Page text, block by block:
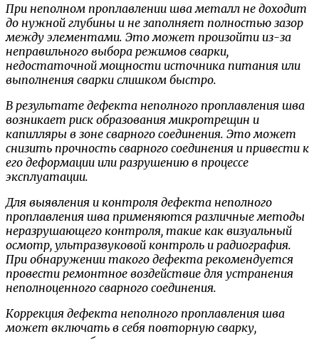
При неполном проплавлении шва металл не доходит
до нужной глубины и не заполняет полностью зазор
между элементами. Это может произойти из-за
неправильного выбора режимов сварки,
недостаточной мощности источника питания или
выполнения сварки слишком быстро.
В результате дефекта неполного проплавления шва
возникает риск образования микротрещин и
капилляры в зоне сварного соединения. Это может
снизить прочность сварного соединения и привести к
его деформации или разрушению в процессе
эксплуатации.
Для выявления и контроля дефекта неполного
проплавления шва применяются различные методы
неразрушающего контроля, такие как визуальный
осмотр, ультразвуковой контроль и радиография.
При обнаружении такого дефекта рекомендуется
провести ремонтное воздействие для устранения
неполноценного сварного соединения.
Коррекция дефекта неполного проплавления шва
может включать в себя повторную сварку,